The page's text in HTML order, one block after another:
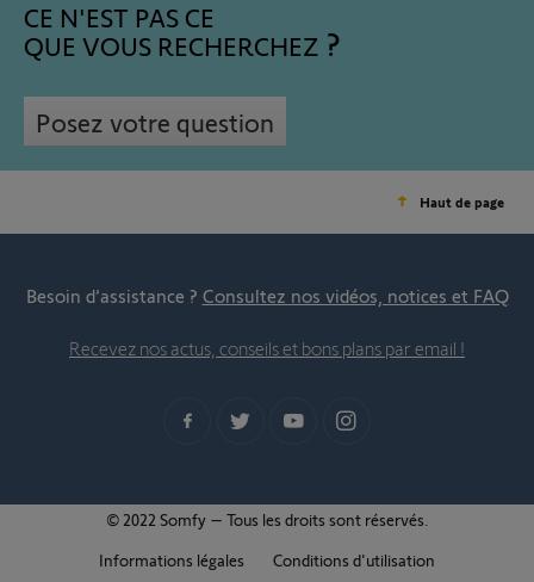
CE N'EST PAS CE
QUE VOUS RECHERCHEZ
Posez votre question
Haut de page
Besoin d’assistance ? Consultez nos vidéos, notices et FAQ
Recevez nos actus, conseils et bons plans par email !
© 2022 Somfy – Tous les droits sont réservés.
Informations légales
Conditions d'utilisation